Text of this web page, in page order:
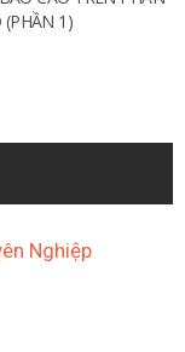
(PHẦN 1)
Nghiệp